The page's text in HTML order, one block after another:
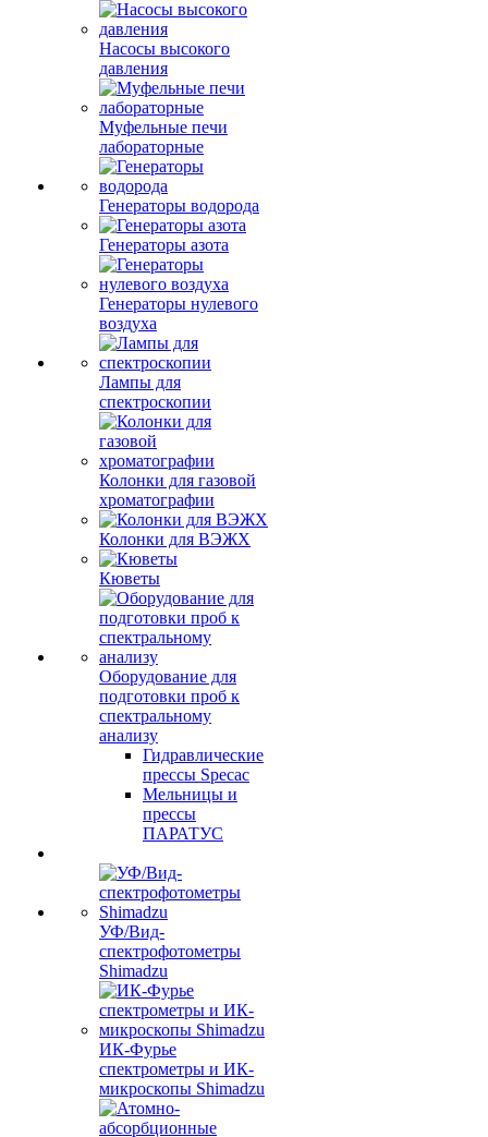
Насосы высокого
давления
Муфельные печи
лабораторные
Генераторы водорода
Генераторы азота
Генераторы нулевого
воздуха
Лампы для
спектроскопии
Колонки для газовой
хроматографии
Колонки для ВЭЖХ
Кюветы
Оборудование для
подготовки проб к
спектральному
анализу
Гидравлические
прессы Specac
Мельницы и
прессы
ПАРАТУС
УФ/Вид-
спектрофотометры
Shimadzu
ИК-Фурье
спектрометры и ИК-
микроскопы Shimadzu